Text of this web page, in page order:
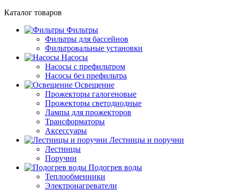
Каталог товаров
Фильтры
Фильтры для бассейнов
Фильтровальные установки
Насосы
Насосы с префильтром
Насосы без префильтра
Освещение
Прожекторы галогеновые
Прожекторы светодиодные
Лампы для прожекторов
Трансформаторы
Аксессуары
Лестницы и поручни
Лестницы
Поручни
Подогрев воды
Теплообменники
Электронагреватели